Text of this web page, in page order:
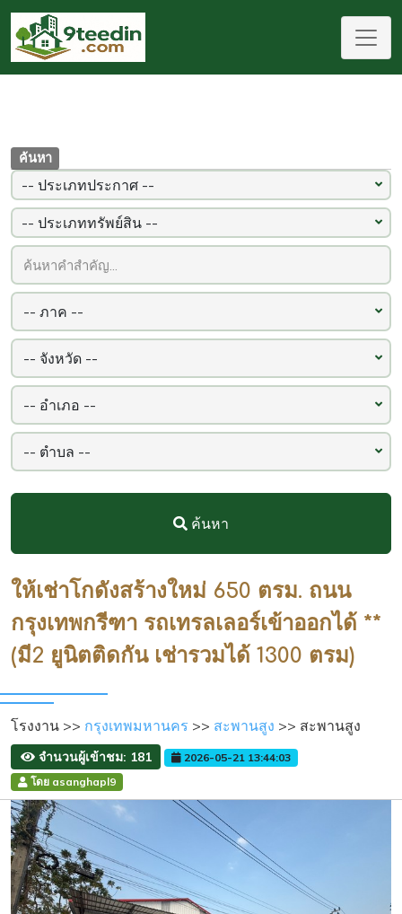
ค้นหา
ค้นหา
ให้เช่าโกดังสร้างใหม่ 650 ตรม. ถนน
กรุงเทพกรีฑา รถเทรลเลอร์เข้าออกได้ **
(มี2 ยูนิตติดกัน เช่ารวมได้ 1300 ตรม)
โรงงาน >> กรุงเทพมหานคร >> สะพานสูง >> สะพานสูง
จำนวนผู้เข้าชม: 181
2026-05-21 13:44:03
โดย asanghapl9